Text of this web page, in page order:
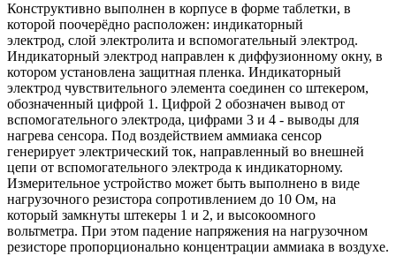
Конструктивно выполнен в корпусе в форме таблетки, в
которой поочерёдно расположен: индикаторный
электрод, слой электролита и вспомогательный электрод.
Индикаторный электрод направлен к диффузионному окну, в
котором установлена защитная пленка. Индикаторный
электрод чувствительного элемента соединен со штекером,
обозначенный цифрой 1. Цифрой 2 обозначен вывод от
вспомогательного электрода, цифрами 3 и 4 - выводы для
нагрева сенсора. Под воздействием аммиака сенсор
генерирует электрический ток, направленный во внешней
цепи от вспомогательного электрода к индикаторному.
Измерительное устройство может быть выполнено в виде
нагрузочного резистора сопротивлением до 10 Ом, на
который замкнуты штекеры 1 и 2, и высокоомного
вольтметра. При этом падение напряжения на нагрузочном
резисторе пропорционально концентрации аммиака в воздухе.